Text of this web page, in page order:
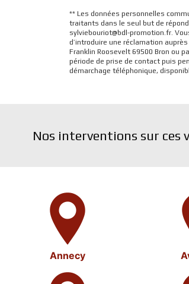
** Les données personnelles
traitants dans le seul but de
sylviebouriot@bdl-promotion.fr.
d’introduire une réclamation
Franklin Roosevelt 69500 Bron ou
période de prise de contact puis
démarchage téléphonique,
Nos interventions sur ces
Annecy